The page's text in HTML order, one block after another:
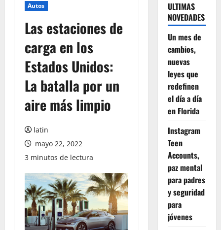
Autos
Las estaciones de
carga en los
Estados Unidos:
La batalla por un
aire más limpio
latin
mayo 22, 2022
3 minutos de lectura
ULTIMAS
NOVEDADES
Un mes de
cambios,
nuevas
leyes que
redefinen
el día a día
en Florida
Instagram
Teen
Accounts,
paz mental
para padres
y seguridad
para
jóvenes